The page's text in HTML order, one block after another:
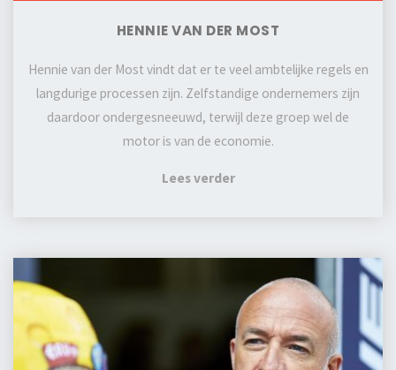
HENNIE VAN DER MOST
Hennie van der Most vindt dat er te veel ambtelijke regels en
langdurige processen zijn. Zelfstandige ondernemers zijn
daardoor ondergesneeuwd, terwijl deze groep wel de
motor is van de economie.
Lees verder